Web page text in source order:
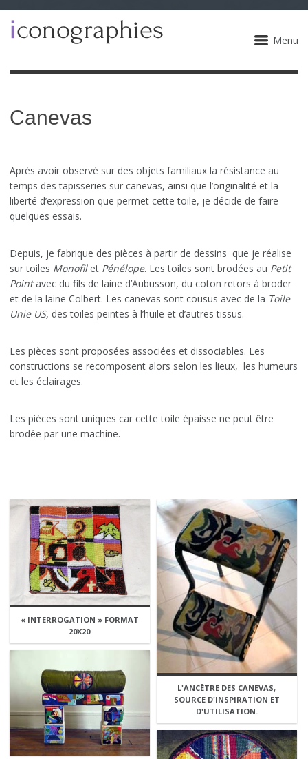
Menu
Canevas
Après avoir observé sur des objets familiaux la résistance au
temps des tapisseries sur canevas, ainsi que l’originalité et la
liberté d’expression que permet cette toile, je décide de faire
quelques essais.
Depuis, je fabrique des pièces à partir de dessins que je réalise
sur toiles Monofilet Pénélope. Les toiles sont brodées au Petit
Pointavec du fils de laine d’Aubusson, du coton retors à broder
et de la laine Colbert. Les canevas sont cousus avec de la Toile
Unie US, des toiles peintes à l’huile et d’autres tissus.
Les pièces sont proposées associées et dissociables. Les
constructions se recomposent alors selon les lieux, les humeurs
et les éclairages.
Les pièces sont uniques car cette toile épaisse ne peut être
brodée par une machine.
« INTERROGATION » FORMAT
20X20
L'ANCÊTRE DES CANEVAS,
SOURCE D'INSPIRATION ET
D'UTILISATION.